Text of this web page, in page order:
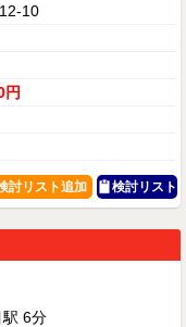
10
円
検討リスト
駅 6分